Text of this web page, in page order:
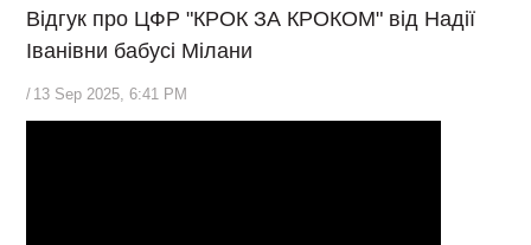
Відгук про ЦФР "КРОК ЗА КРОКОМ" від Надії
Іванівни бабусі Мілани
/ 13 Sep 2025, 6:41 PM